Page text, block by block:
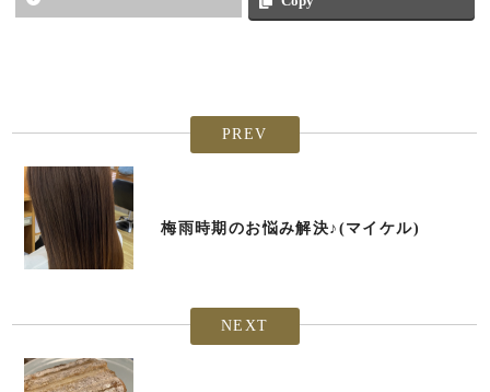
PREV
梅雨時期のお悩み解決♪(マイケル)
NEXT